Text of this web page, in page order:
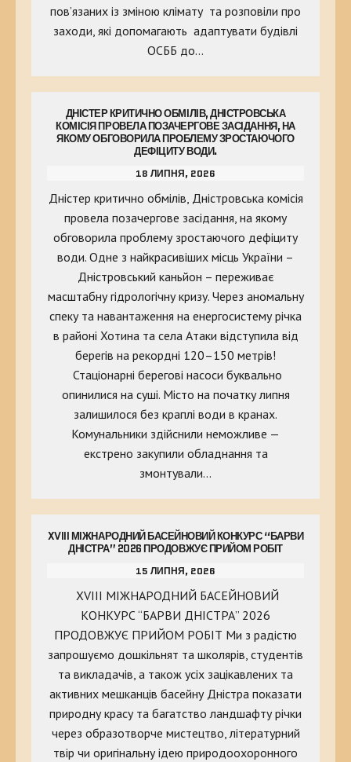
пов’язаних із зміною клімату та розповіли про
заходи, які допомагають адаптувати будівлі
ОСББ до…
ДНІСТЕР КРИТИЧНО ОБМІЛІВ, ДНІСТРОВСЬКА
КОМІСІЯ ПРОВЕЛА ПОЗАЧЕРГОВЕ ЗАСІДАННЯ, НА
ЯКОМУ ОБГОВОРИЛА ПРОБЛЕМУ ЗРОСТАЮЧОГО
ДЕФІЦИТУ ВОДИ.
18 ЛИПНЯ, 2026
Дністер критично обмілів, Дністровська комісія
провела позачергове засідання, на якому
обговорила проблему зростаючого дефіциту
води. Одне з найкрасивіших місць України –
Дністровський каньйон – переживає
масштабну гідрологічну кризу. Через аномальну
спеку та навантаження на енергосистему річка
в районі Хотина та села Атаки відступила від
берегів на рекордні 120–150 метрів!
Стаціонарні берегові насоси буквально
опинилися на суші. Місто на початку липня
залишилося без краплі води в кранах.
Комунальники здійснили неможливе —
екстрено закупили обладнання та
змонтували…
XVIII МІЖНАРОДНИЙ БАСЕЙНОВИЙ КОНКУРС “БАРВИ
ДНІСТРА” 2026 ПРОДОВЖУЄ ПРИЙОМ РОБІТ
15 ЛИПНЯ, 2026
XVIII МІЖНАРОДНИЙ БАСЕЙНОВИЙ
КОНКУРС “БАРВИ ДНІСТРА” 2026
ПРОДОВЖУЄ ПРИЙОМ РОБІТ Ми з радістю
запрошуємо дошкільнят та школярів, студентів
та викладачів, а також усіх зацікавлених та
активних мешканців басейну Дністра показати
природну красу та багатство ландшафту річки
через образотворче мистецтво, літературний
твір чи оригінальну ідею природоохоронного